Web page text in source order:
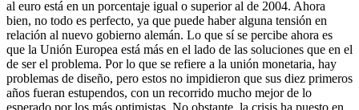
al euro está en un porcentaje igual o superior al de 2004. Ahora
bien, no todo es perfecto, ya que puede haber alguna tensión en
relación al nuevo gobierno alemán. Lo que sí se percibe ahora es
que la Unión Europea está más en el lado de las soluciones que en el
de ser el problema. Por lo que se refiere a la unión monetaria, hay
problemas de diseño, pero estos no impidieron que sus diez primeros
años fueran estupendos, con un recorrido mucho mejor de lo